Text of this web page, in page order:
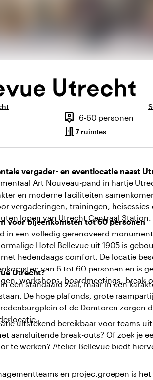
Utrecht
person_pin
Capaciteit
6-60 personen
meeting_room 7 ruimtes
vergader- en eventlocatie naast
Art Nouveau-pand in hartje
en moderne faciliteiten
vergaderingen, trainingen, heisessies
lopen van Utrecht Centraal Station.
voor bijeenkomsten tot 60 personen
in een volledig gerenoveerd
Hotel Bellevue uit 1905 is
hedendaags comfort. De locatie
van 6 tot 60 personen en is
workshops, boardmeetings, break-
Utrecht?
een standaard zaal, maar in een
De hoge plafonds, grote
of de Domtoren zorgen
uitstekend bereikbaar voor teams
aansluitende break-outs? Of zoek je
te werken? Atelier Bellevue biedt
en projectgroepen is